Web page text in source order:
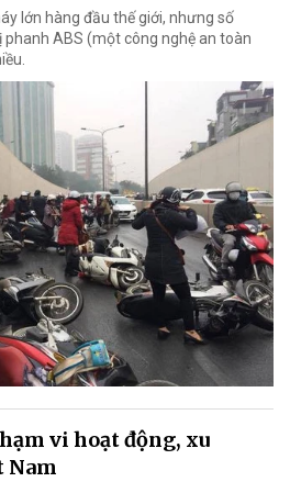
lớn hàng đầu thế giới, nhưng số
ABS (một công nghệ an toàn
vi hoạt động, xu
Nam